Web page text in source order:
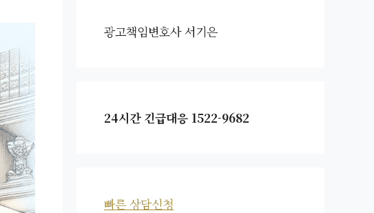
광고책임변호사 서기은
24시간 긴급대응 1522-9682
빠른 상담신청